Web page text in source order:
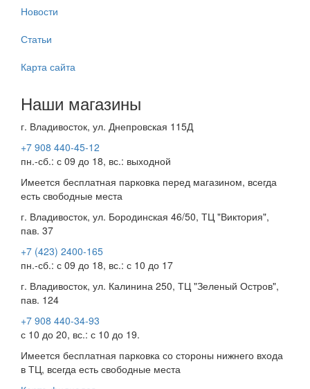
Новости
Статьи
Карта сайта
Наши магазины
г. Владивосток, ул. Днепровская 115Д
+7 908 440-45-12
пн.-сб.: с 09 до 18, вс.: выходной
Имеется бесплатная парковка перед магазином, всегда
есть свободные места
г. Владивосток, ул. Бородинская 46/50, ТЦ "Виктория",
пав. 37
+7 (423) 2400-165
пн.-сб.: с 09 до 18, вс.: с 10 до 17
г. Владивосток, ул. Калинина 250, ТЦ "Зеленый Остров",
пав. 124
+7 908 440-34-93
с 10 до 20, вс.: с 10 до 19.
Имеется бесплатная парковка со стороны нижнего входа
в ТЦ, всегда есть свободные места